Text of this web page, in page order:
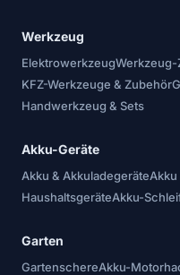
Werkzeug
ElektrowerkzeugWerkzeug-
KFZ-Werkzeuge & Zubehör
Handwerkzeug & Sets
Akku-Geräte
Akku & Akkuladegeräte
HaushaltsgeräteAkku-
Garten
GartenschereAkku-